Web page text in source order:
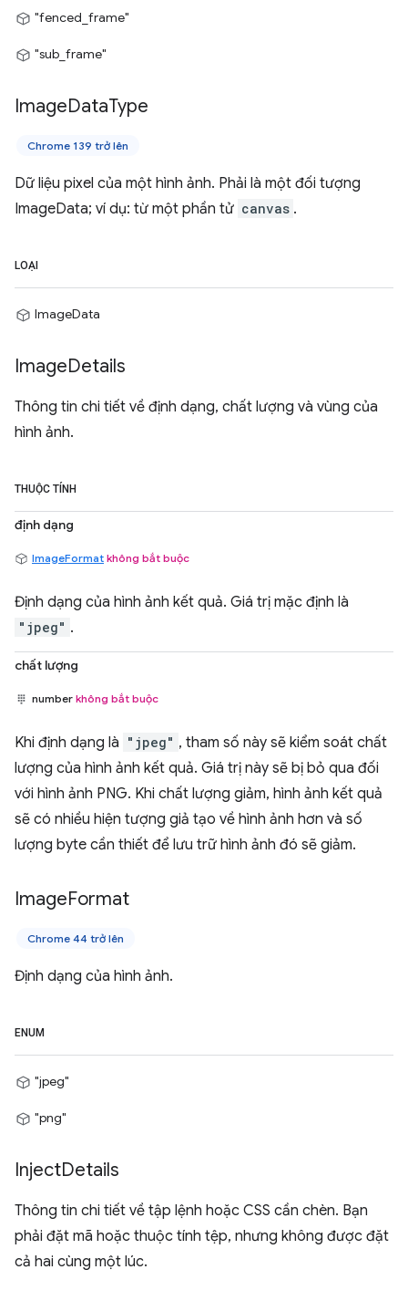
"fenced_frame"
"sub_frame"
ImageDataType
Chrome 139 trở lên
Dữ liệu pixel của một hình ảnh. Phải là một đối tượng
ImageData; ví dụ: từ một phần tử canvas .
LOẠI
ImageData
ImageDetails
Thông tin chi tiết về định dạng, chất lượng và vùng của
hình ảnh.
THUỘC TÍNH
định dạng
ImageFormat không bắt buộc
Định dạng của hình ảnh kết quả. Giá trị mặc định là
"jpeg" .
chất lượng
number không bắt buộc
Khi định dạng là "jpeg" , tham số này sẽ kiểm soát chất
lượng của hình ảnh kết quả. Giá trị này sẽ bị bỏ qua đối
với hình ảnh PNG. Khi chất lượng giảm, hình ảnh kết quả
sẽ có nhiều hiện tượng giả tạo về hình ảnh hơn và số
lượng byte cần thiết để lưu trữ hình ảnh đó sẽ giảm.
ImageFormat
Chrome 44 trở lên
Định dạng của hình ảnh.
ENUM
"jpeg"
"png"
InjectDetails
Thông tin chi tiết về tập lệnh hoặc CSS cần chèn. Bạn
phải đặt mã hoặc thuộc tính tệp, nhưng không được đặt
cả hai cùng một lúc.